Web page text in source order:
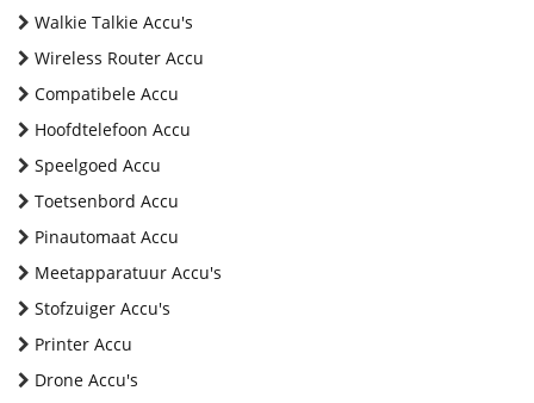
Walkie Talkie Accu's
Wireless Router Accu
Compatibele Accu
Hoofdtelefoon Accu
Speelgoed Accu
Toetsenbord Accu
Pinautomaat Accu
Meetapparatuur Accu's
Stofzuiger Accu's
Printer Accu
Drone Accu's